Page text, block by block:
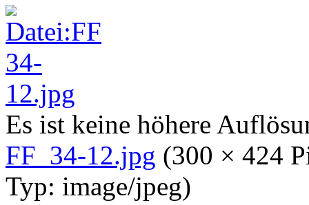
Es ist keine höhere
FF_34-12.jpg (300 × 424
Typ: image/jpeg)